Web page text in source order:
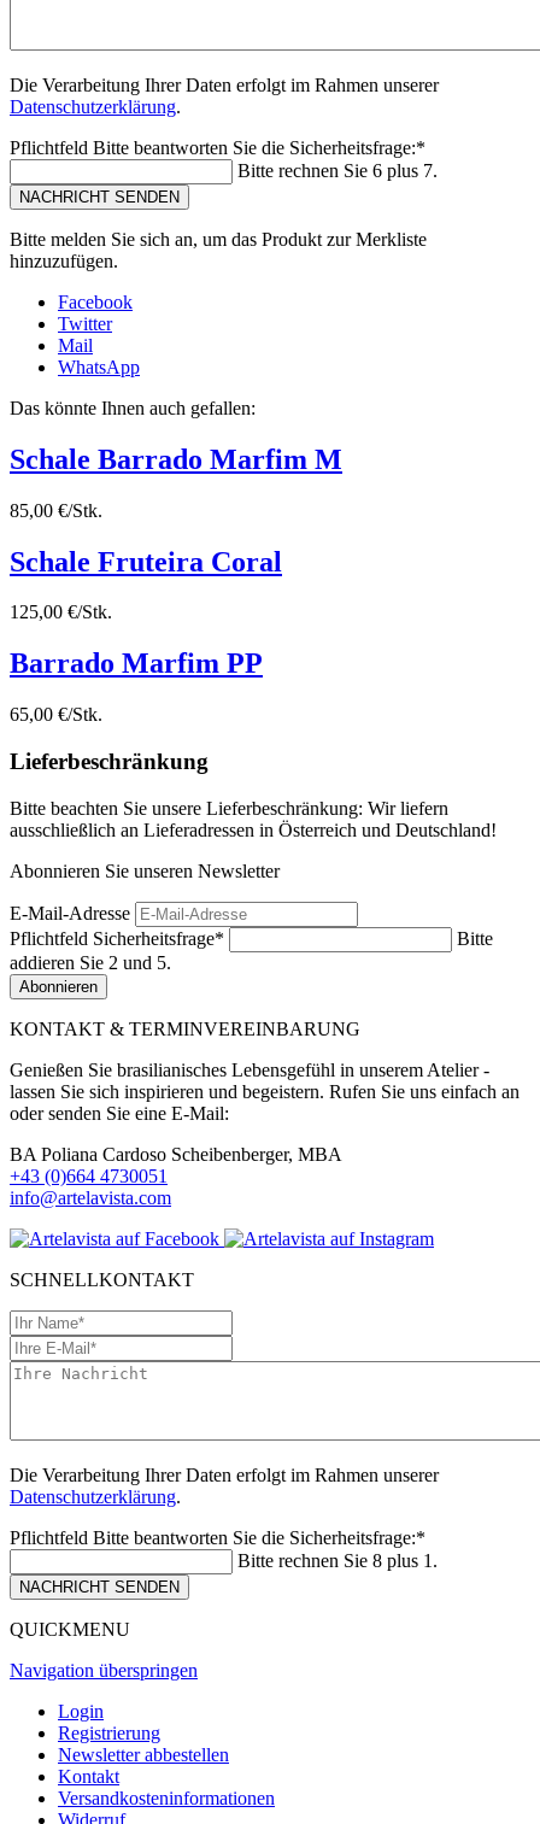
Die Verarbeitung Ihrer Daten erfolgt im Rahmen unserer
Datenschutzerklärung.
Pflichtfeld Bitte beantworten Sie die Sicherheitsfrage:*
Bitte rechnen Sie 6 plus 7.
NACHRICHT SENDEN
Bitte melden Sie sich an, um das Produkt zur Merkliste
hinzuzufügen.
Facebook
Twitter
Mail
WhatsApp
Das könnte Ihnen auch gefallen:
Schale Barrado Marfim M
85,00 €/Stk.
Schale Fruteira Coral
125,00 €/Stk.
Barrado Marfim PP
65,00 €/Stk.
Lieferbeschränkung
Bitte beachten Sie unsere Lieferbeschränkung: Wir liefern
ausschließlich an Lieferadressen in Österreich und Deutschland!
Abonnieren Sie unseren Newsletter
E-Mail-Adresse
Pflichtfeld Sicherheitsfrage*
Bitte
addieren Sie 2 und 5.
Abonnieren
KONTAKT & TERMINVEREINBARUNG
Genießen Sie brasilianisches Lebensgefühl in unserem Atelier -
lassen Sie sich inspirieren und begeistern. Rufen Sie uns einfach an
oder senden Sie eine E-Mail:
BA Poliana Cardoso Scheibenberger, MBA
+43 (0)664 4730051
info@artelavista.com
SCHNELLKONTAKT
Die Verarbeitung Ihrer Daten erfolgt im Rahmen unserer
Datenschutzerklärung.
Pflichtfeld Bitte beantworten Sie die Sicherheitsfrage:*
Bitte rechnen Sie 8 plus 1.
NACHRICHT SENDEN
QUICKMENU
Navigation überspringen
Login
Registrierung
Newsletter abbestellen
Kontakt
Versandkosteninformationen
Widerruf